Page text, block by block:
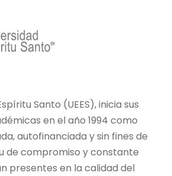
Santo (UEES), inicia sus
en el año 1994 como
autofinanciada y sin fines de
de compromiso y constante
presentes en la calidad del